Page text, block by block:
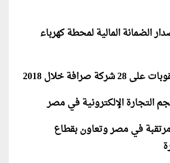
الضمانة المالية لمحطة كهرباء
صرافة خلال 2018
في مصر وتعاون بقطاع